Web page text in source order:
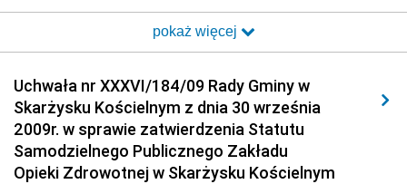
Dziennik Urzędowy Ministra Transportu i Budownictwa
Elektronicznej
Dziennik Urzędowy Ministra Spraw Wewnętrznych i
Administracji
Dziennik Urzędowy Ministra Transportu
pokaż więcej
Uchwała nr XXXVI/184/09 Rady Gminy w
Skarżysku Kościelnym z dnia 30 września
2009r. w sprawie zatwierdzenia Statutu
Samodzielnego Publicznego Zakładu
Opieki Zdrowotnej w Skarżysku Kościelnym